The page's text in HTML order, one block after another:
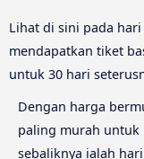
Lihat di sini pada
mendapatkan tiket
untuk 30 hari
Dengan harga
paling murah untuk
sebaliknya ialah